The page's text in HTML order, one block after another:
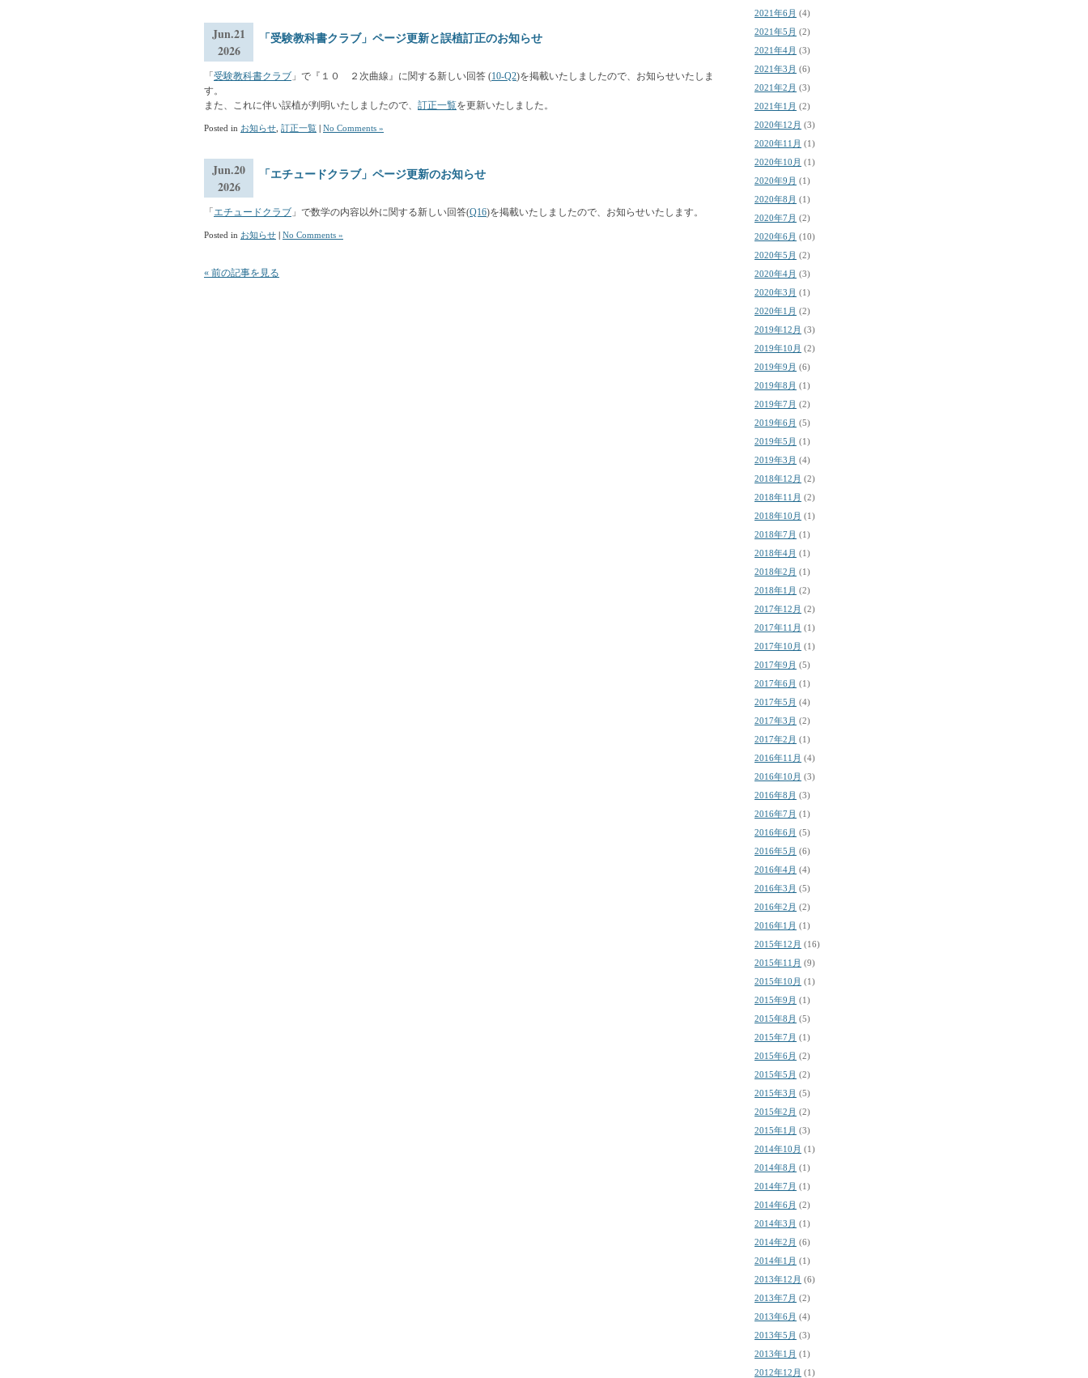
Jun.21
2026
「受験教科書クラブ」ページ更新と誤植訂正のお知らせ
「 受験教科書クラブ 」で『１０ ２次曲線』に関する新しい回答 (10-Q2)を掲載いたしましたので、お知らせいたしま
す。
また、これに伴い誤植が判明いたしましたので、 訂正一覧を更新いたしました。
Posted in お知らせ 訂正一覧 | No Comments »
Jun.20
2026
「エチュードクラブ」ページ更新のお知らせ
「 エチュードクラブ 」で数学の内容以外に関する新しい回答(Q16)を掲載いたしましたので、お知らせいたします。
Posted in お知らせ | No Comments »
« 前の記事を見る
2021年6月 (4)
2021年5月 (2)
2021年4月 (3)
2021年3月 (6)
2021年2月 (3)
2021年1月 (2)
2020年12月 (3)
2020年11月 (1)
2020年10月 (1)
2020年9月 (1)
2020年8月 (1)
2020年7月 (2)
2020年6月 (10)
2020年5月 (2)
2020年4月 (3)
2020年3月 (1)
2020年1月 (2)
2019年12月 (3)
2019年10月 (2)
2019年9月 (6)
2019年8月 (1)
2019年7月 (2)
2019年6月 (5)
2019年5月 (1)
2019年3月 (4)
2018年12月 (2)
2018年11月 (2)
2018年10月 (1)
2018年7月 (1)
2018年4月 (1)
2018年2月 (1)
2018年1月 (2)
2017年12月 (2)
2017年11月 (1)
2017年10月 (1)
2017年9月 (5)
2017年6月 (1)
2017年5月 (4)
2017年3月 (2)
2017年2月 (1)
2016年11月 (4)
2016年10月 (3)
2016年8月 (3)
2016年7月 (1)
2016年6月 (5)
2016年5月 (6)
2016年4月 (4)
2016年3月 (5)
2016年2月 (2)
2016年1月 (1)
2015年12月 (16)
2015年11月 (9)
2015年10月 (1)
2015年9月 (1)
2015年8月 (5)
2015年7月 (1)
2015年6月 (2)
2015年5月 (2)
2015年3月 (5)
2015年2月 (2)
2015年1月 (3)
2014年10月 (1)
2014年8月 (1)
2014年7月 (1)
2014年6月 (2)
2014年3月 (1)
2014年2月 (6)
2014年1月 (1)
2013年12月 (6)
2013年7月 (2)
2013年6月 (4)
2013年5月 (3)
2013年1月 (1)
2012年12月 (1)